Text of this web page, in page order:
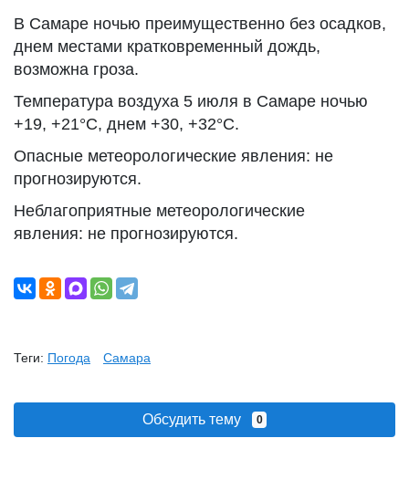
В Самаре ночью преимущественно без осадков,
днем местами кратковременный дождь,
возможна гроза.
Температура воздуха 5 июля в Самаре ночью
+19, +21°С, днем +30, +32°С.
Опасные метеорологические явления: не
прогнозируются.
Неблагоприятные метеорологические
явления: не прогнозируются.
Теги: Погода Самара
Обсудить тему 0